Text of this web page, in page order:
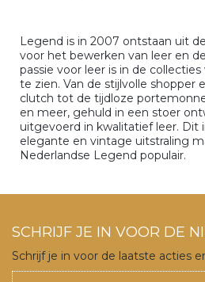
Legend is in 2007 ontstaan uit
voor het bewerken van leer en
passie voor leer is in de
te zien. Van de stijlvolle shopper
clutch tot de tijdloze
en meer, gehuld in een stoer
uitgevoerd in kwalitatief leer.
elegante en vintage uitstraling
Nederlandse Legend populair.
SCHRIJF JE IN VOOR DE
Schrijf je in voor de laatste acties